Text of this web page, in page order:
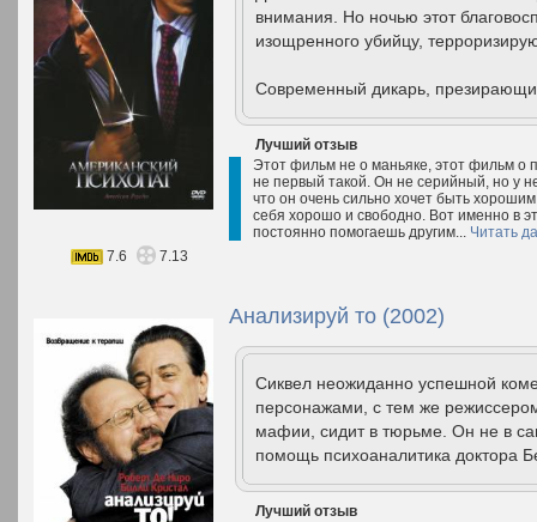
внимания. Но ночью этот
изощренного убийцу,
Современный дикарь,
Лучший отзыв
Этот фильм не о маньяке, этот фильм о
не первый такой. Он не серийный, но у
что он очень сильно хочет быть
себя хорошо и свободно. Вот именно в
постоянно помогаешь другим... Читать
7.6
7.13
Анализируй то (2002)
Сиквел неожиданно успешной
персонажами, с тем же
мафии, сидит в тюрьме. Он не в
помощь психоаналитика доктора
Лучший отзыв